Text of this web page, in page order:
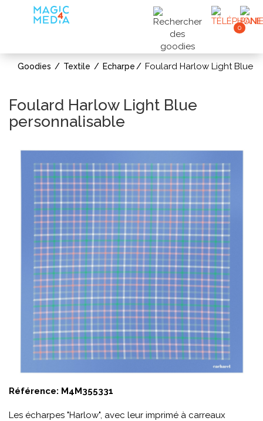
0
Goodies Textile Echarpe Foulard Harlow Light Blue
Foulard Harlow Light Blue
personnalisable
Référence: M4M355331
Les écharpes "Harlow", avec leur imprimé à carreaux